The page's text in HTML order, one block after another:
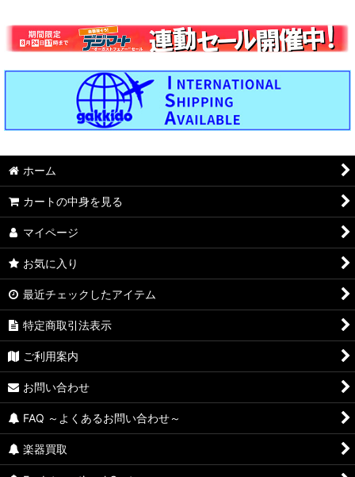
ホーム
カートの中身を見る
マイページ
お気に入り
最近チェックしたアイテム
特定商取引法表示
ご利用案内
お問い合わせ
FAQ ～よくあるお問い合わせ～
楽器買取